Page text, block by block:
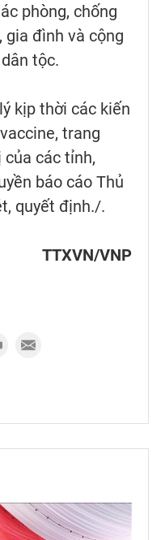
phòng, chống
gia đình và cộng
tộc.
kịp thời các kiến
trang
các tỉnh,
báo cáo Thủ
quyết định./.
TTXVN/VNP